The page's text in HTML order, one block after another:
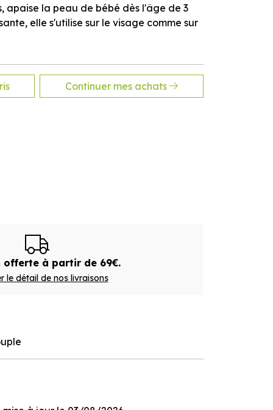
apaise la peau de bébé dès l'âge de 3
elle s'utilise sur le visage comme sur
Continuer mes achats
offerte à partir de 69€.
le détail de nos livraisons